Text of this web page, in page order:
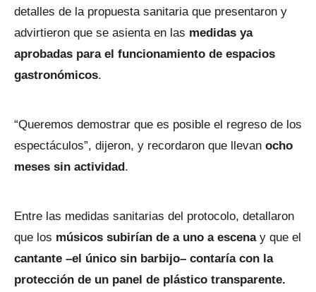
detalles de la propuesta sanitaria que presentaron y
advirtieron que se asienta en las medidas ya
aprobadas para el funcionamiento de espacios
gastronómicos.
“Queremos demostrar que es posible el regreso de los
espectáculos”, dijeron, y recordaron que llevan ocho
meses sin actividad .
Entre las medidas sanitarias del protocolo, detallaron
que los músicos subirían de a uno a escenay que el
cantante –el único sin barbijo– contaría con la
protección de un panel de plástico transparente.